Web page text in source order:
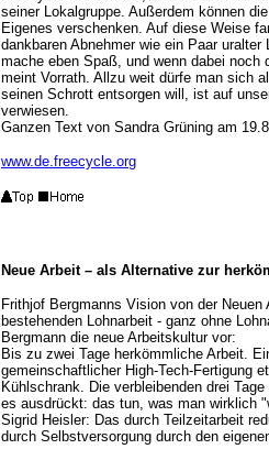
seiner Lokalgruppe. Außerdem können
Eigenes verschenken. Auf diese Weise
dankbaren Abnehmer wie ein Paar
mache eben Spaß, und wenn dabei
meint Vorrath. Allzu weit dürfe man sich
seinen Schrott entsorgen will, ist auf
verwiesen.
Ganzen Text von Sandra Grüning am
www.de.freecycle.org
Neue Arbeit – als Alternative zur
Frithjof Bergmanns Vision von der
bestehenden Lohnarbeit - ganz ohne
Bergmann die neue Arbeitskultur vor:
Bis zu zwei Tage herkömmliche Arbeit.
gemeinschaftlicher High-Tech-Fertigung
Kühlschrank. Die verbleibenden drei
es ausdrückt: das tun, was man wirklich
Sigrid Heisler: Das durch Teilzeitarbeit
durch Selbstversorgung durch den